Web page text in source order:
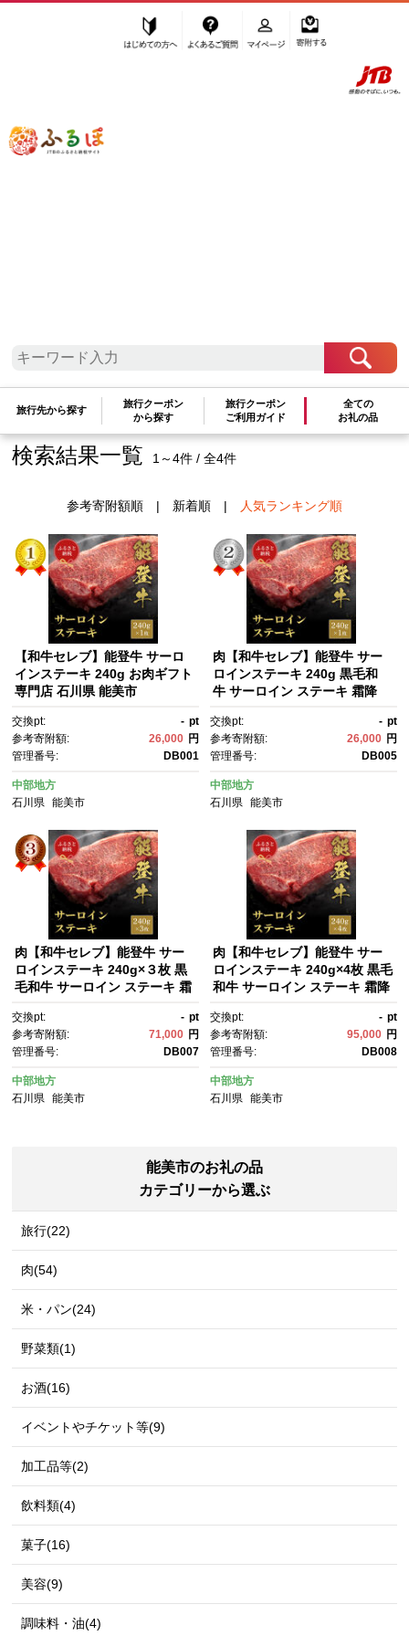
ふるぽ JTBのふるさと納税サイト
旅行先から探す
旅行クーポン
から探す
旅行クーポン
ご利用ガイド
全ての
お礼の品
ステーキ
検索結果一覧 1～4件 / 全4件
参考寄附額順| 新着順| 人気ランキング順
【和牛セレブ】能登牛 サーロ
インステーキ 240g お肉ギフト
専門店 石川県 能美市
交換pt: - pt
参考寄附額:
26,000 円
管理番号:
DB001
中部地方
石川県
能美市
肉【和牛セレブ】能登牛 サー
ロインステーキ 240g 黒毛和
牛 サーロイン ステーキ 霜降
交換pt: - pt
参考寄附額:
26,000 円
管理番号:
DB005
中部地方
石川県 能美市
肉【和牛セレブ】能登牛 サー
ロインステーキ 240g×３枚 黒
毛和牛 サーロイン ステーキ 霜
交換pt: - pt
参考寄附額:
71,000 円
管理番号:
DB007
中部地方
石川県
能美市
肉【和牛セレブ】能登牛 サー
ロインステーキ 240g×4枚 黒毛
和牛 サーロイン ステーキ 霜降
交換pt: - pt
参考寄附額:
95,000 円
管理番号:
DB008
中部地方
石川県 能美市
能美市のお礼の品
カテゴリーから選ぶ
旅行(22)
肉(54)
米・パン(24)
野菜類(1)
お酒(16)
イベントやチケット等(9)
加工品等(2)
飲料類(4)
菓子(16)
美容(9)
調味料・油(4)